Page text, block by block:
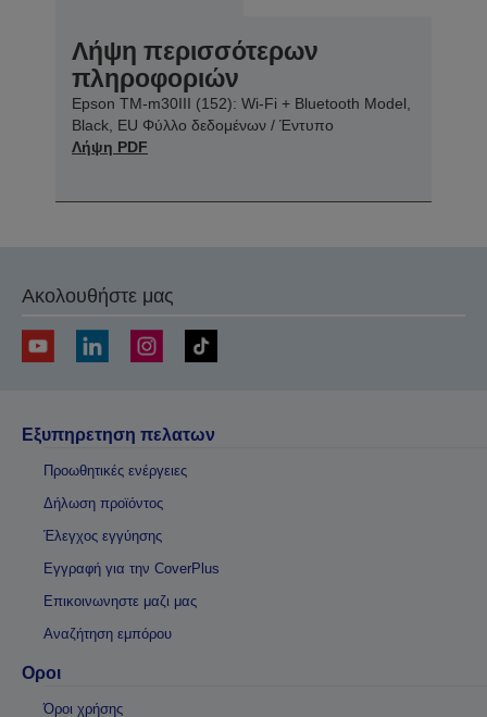
Λήψη περισσότερων
πληροφοριών
Epson TM-m30III (152): Wi-Fi + Bluetooth Model,
Black, EU Φύλλο δεδομένων / Έντυπο
Λήψη PDF
Ακολουθήστε μας
Εξυπηρετηση πελατων
Προωθητικές ενέργειες
Δήλωση προϊόντος
Έλεγχος εγγύησης
Εγγραφή για την CoverPlus
Επικοινωνηστε μαζι μας
Αναζήτηση εμπόρου
Οροι
Όροι χρήσης